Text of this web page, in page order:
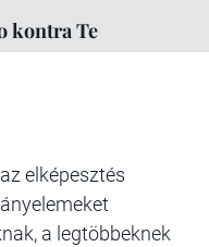
kontra Te
elképesztés
a legtöbbeknek